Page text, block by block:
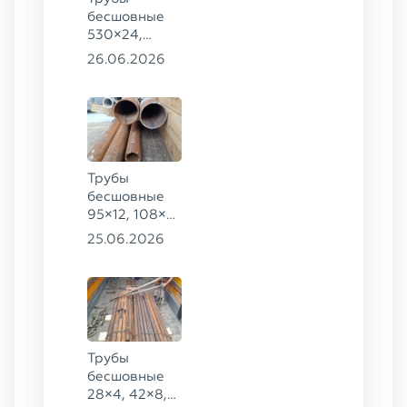
бесшовные
530×24,
273×40 ГОСТ
26.06.2026
Трубы
бесшовные
95×12, 108×6,
159×32,
09Г2С
25.06.2026
Трубы
бесшовные
28×4, 42×8,